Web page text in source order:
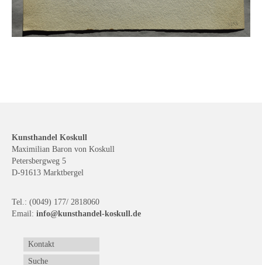
Kunsthandel Koskull
Maximilian Baron von Koskull
Petersbergweg 5
D-91613 Marktbergel
Tel.: (0049) 177/ 2818060
Email: info@kunsthandel-koskull.de
Kontakt
Suche